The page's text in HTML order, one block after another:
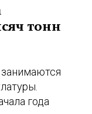
тонн
года